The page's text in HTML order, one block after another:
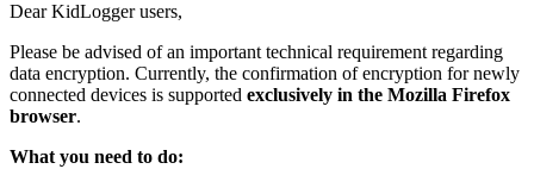
Dear KidLogger users,
Please be advised of an important technical requirement regarding
data encryption. Currently, the confirmation of encryption for newly
connected devices is supported exclusively in the Mozilla Firefox
browser.
What you need to do: